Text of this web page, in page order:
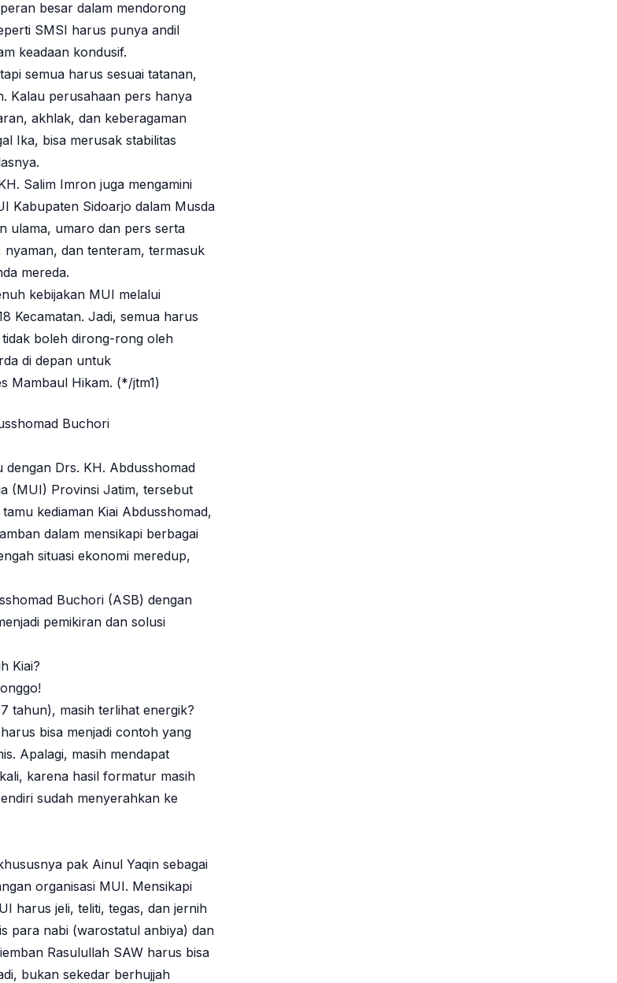
besar dalam mendorong
SMSI harus punya andil
keadaan kondusif.
semua harus sesuai tatanan,
Kalau perusahaan pers hanya
akhlak, dan keberagaman
Ika, bisa merusak stabilitas
Salim Imron juga mengamini
Kabupaten Sidoarjo dalam Musda
ulama, umaro dan pers serta
dan tenteram, termasuk
mereda.
kebijakan MUI melalui
Kecamatan. Jadi, semua harus
tidak boleh dirong-rong oleh
di depan untuk
Mambaul Hikam. (*/jtm1)
Buchori
dengan Drs. KH. Abdusshomad
(MUI) Provinsi Jatim, tersebut
kediaman Kiai Abdusshomad,
dalam mensikapi berbagai
situasi ekonomi meredup,
Buchori (ASB) dengan
pemikiran dan solusi
Kiai?
tahun), masih terlihat energik?
bisa menjadi contoh yang
Apalagi, masih mendapat
karena hasil formatur masih
sudah menyerahkan ke
pak Ainul Yaqin sebagai
organisasi MUI. Mensikapi
harus jeli, teliti, tegas, dan jernih
para nabi (warostatul anbiya) dan
Rasulullah SAW harus bisa
bukan sekedar berhujjah